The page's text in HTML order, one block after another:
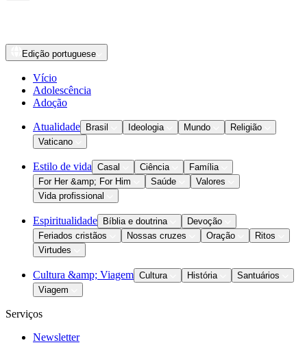
Edição portuguese
Vício
Adolescência
Adoção
Atualidade Brasil Ideologia Mundo
Religião
Vaticano
Estilo de vida Casal Ciência
Família
For Her &amp; For Him
Saúde
Valores
Vida profissional
Espiritualidade Bíblia e doutrina
Devoção
Feriados cristãos
Nossas cruzes Oração
Ritos
Virtudes
Cultura &amp; Viagem Cultura História
Santuários
Viagem
Serviços
Newsletter